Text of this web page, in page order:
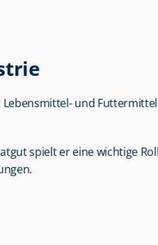
und
spielt er eine wichtige